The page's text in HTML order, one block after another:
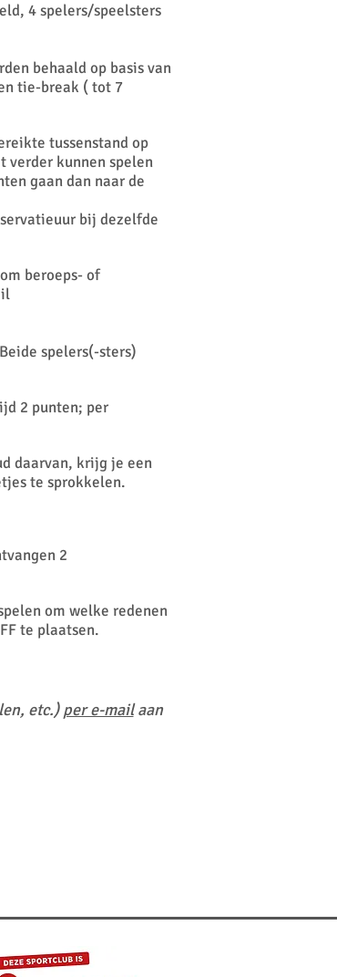
4 spelers/speelsters
behaald op basis van
tie-break ( tot 7
tussenstand op
verder kunnen spelen
gaan dan naar de
bij dezelfde
beroeps- of
spelers(-sters)
2 punten; per
daarvan, krijg je een
te sprokkelen.
2
om welke redenen
te plaatsen.
etc.)per e-mailaan